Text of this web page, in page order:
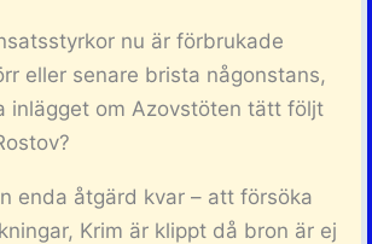
nu är förbrukade
eller senare brista någonstans,
inlägget om Azovstöten tätt följt
enda åtgärd kvar – att försöka
Krim är klippt då bron är ej